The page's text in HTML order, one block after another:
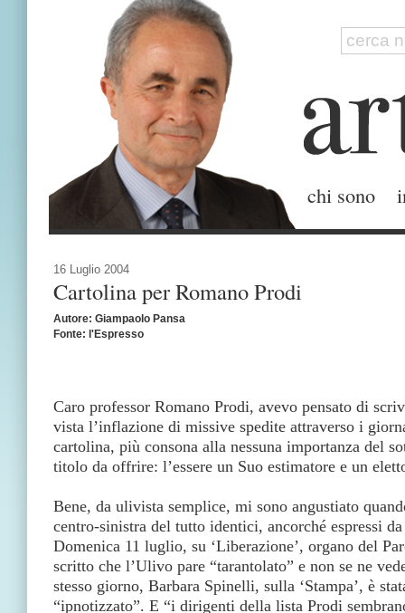
chi sono
16 Luglio 2004
Cartolina per Romano Prodi
Autore: Giampaolo Pansa
Fonte: l'Espresso
Caro professor Romano Prodi, avevo pensato di
vista l’inflazione di missive spedite attraverso i
cartolina, più consona alla nessuna importanza del
titolo da offrire: l’essere un Suo estimatore e un
Bene, da ulivista semplice, mi sono angustiato
centro-sinistra del tutto identici, ancorché espressi
Domenica 11 luglio, su ‘Liberazione’, organo del
scritto che l’Ulivo pare “tarantolato” e non se ne
stesso giorno, Barbara Spinelli, sulla ‘Stampa’, è
“ipnotizzato”. E “i dirigenti della lista Prodi